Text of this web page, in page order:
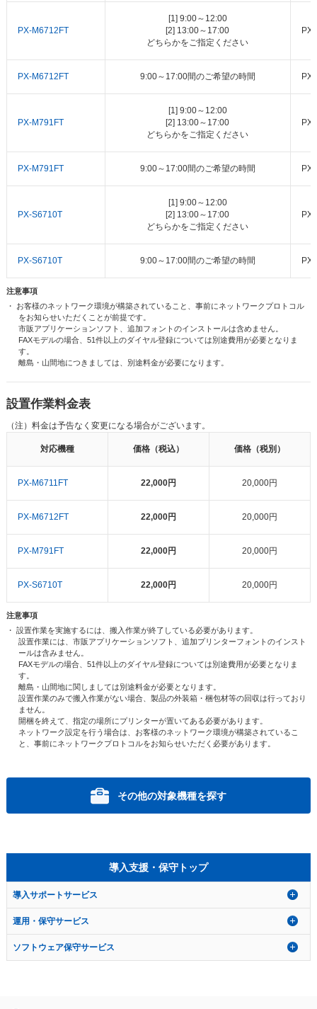
PX-M6712FT
[1] 9:00～12:00
[2] 13:00～17:00
どちらかをご指定ください
PX-M6712FT 9:00～17:00間のご希望の時間
PX-M791FT
[1] 9:00～12:00
[2] 13:00～17:00
どちらかをご指定ください
PX-M791FT 9:00～17:00間のご希望の時間
PX-S6710T
[1] 9:00～12:00
[2] 13:00～17:00
どちらかをご指定ください
PX-S6710T 9:00～17:00間のご希望の時間
注意事項
・ お客様のネットワーク環境が構築されていること、事前にネットワークプロトコル
をお知らせいただくことが前提です。
市販アプリケーションソフト、追加フォントのインストールは含めません。
FAXモデルの場合、51件以上のダイヤル登録については別途費用が必要となりま
す。
離島・山間地につきましては、別途料金が必要になります。
設置作業料金表
（注）料金は予告なく変更になる場合がございます。
対応機種 価格（税込） 価格（税別）
PX-M6711FT 22,000円 20,000円
PX-M6712FT 22,000円 20,000円
PX-M791FT 22,000円 20,000円
PX-S6710T 22,000円 20,000円
注意事項
・ 設置作業を実施するには、搬入作業が終了している必要があります。
設置作業には、市販アプリケーションソフト、追加プリンターフォントのインスト
ールは含みません。
FAXモデルの場合、51件以上のダイヤル登録については別途費用が必要となりま
す。
離島・山間地に関しましては別途料金が必要となります。
設置作業のみで搬入作業がない場合、製品の外装箱・梱包材等の回収は行っており
ません。
開梱を終えて、指定の場所にプリンターが置いてある必要があります。
ネットワーク設定を行う場合は、お客様のネットワーク環境が構築されているこ
と、事前にネットワークプロトコルをお知らせいただく必要があります。
その他の対象機種を探す
導入支援・保守トップ
導入サポートサービス
運用・保守サービス
ソフトウェア保守サービス